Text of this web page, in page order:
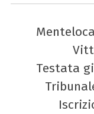
Testata